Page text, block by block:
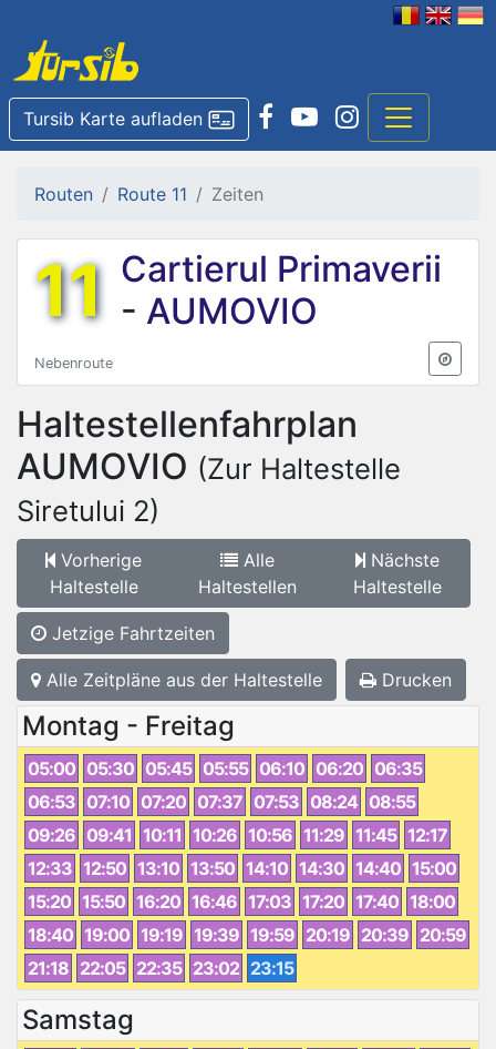
Tursib Karte aufladen
Routen Route 11 Zeiten
11 Cartierul Primaverii
- AUMOVIO
Nebenroute
Haltestellenfahrplan
AUMOVIO (Zur Haltestelle
Siretului 2)
Vorherige
Haltestelle
Alle
Haltestellen
Nächste
Haltestelle
Jetzige Fahrtzeiten
Alle Zeitpläne aus der Haltestelle Drucken
Montag - Freitag
05:00 05:30 05:45 05:55 06:10 06:20 06:35
06:53 07:10 07:20 07:37 07:53 08:24 08:55
09:26 09:41 10:11 10:26 10:56 11:29 11:45 12:17
12:33 12:50 13:10 13:50 14:10 14:30 14:40 15:00
15:20 15:50 16:20 16:46 17:03 17:20 17:40 18:00
18:40 19:00 19:19 19:39 19:59 20:19 20:39 20:59
21:18 22:05 22:35 23:02 23:15
Samstag